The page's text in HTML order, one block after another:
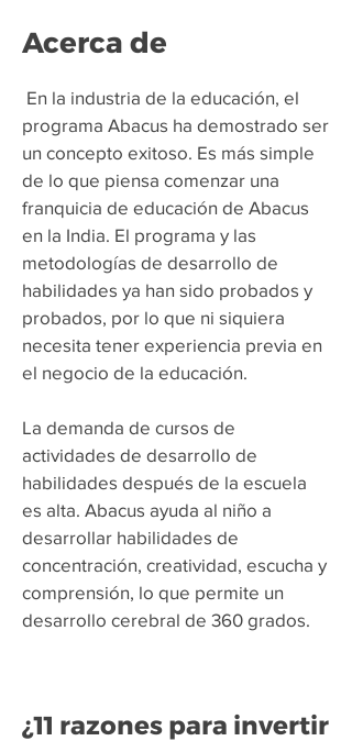
Acerca de
En la industria de la educación, el
programa Abacus ha demostrado ser
un concepto exitoso. Es más simple
de lo que piensa comenzar una
franquicia de educación de Abacus
en la India. El programa y las
metodologías de desarrollo de
habilidades ya han sido probados y
probados, por lo que ni siquiera
necesita tener experiencia previa en
el negocio de la educación.
La demanda de cursos de
actividades de desarrollo de
habilidades después de la escuela
es alta. Abacus ayuda al niño a
desarrollar habilidades de
concentración, creatividad, escucha y
comprensión, lo que permite un
desarrollo cerebral de 360 grados.
¿11 razones para invertir